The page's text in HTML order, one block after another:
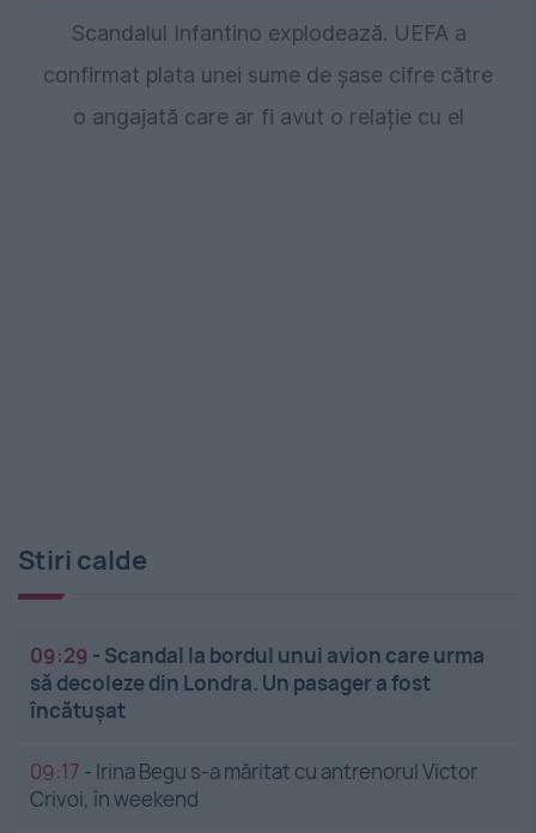
Scandalul Infantino explodează. UEFA a
confirmat plata unei sume de șase cifre către
o angajată care ar fi avut o relație cu el
Stiri calde
09:29 - Scandal la bordul unui avion care urma
să decoleze din Londra. Un pasager a fost
încătușat
09:17 - Irina Begu s-a măritat cu antrenorul Victor
Crivoi, în weekend